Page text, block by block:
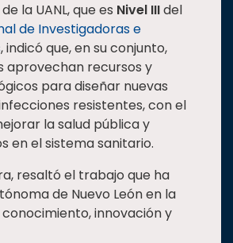
la UANL, que es Nivel IIIdel
de Investigadoras e
, indicó que, en su conjunto,
aprovechan recursos y
para diseñar nuevas
resistentes, con el
la salud pública y
en el sistema sanitario.
resaltó el trabajo que ha
de Nuevo León en la
innovación y